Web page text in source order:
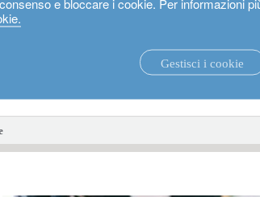
Gestisci i cookie